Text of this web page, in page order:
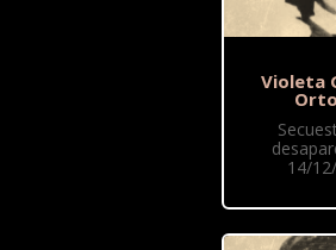
Violeta
14/